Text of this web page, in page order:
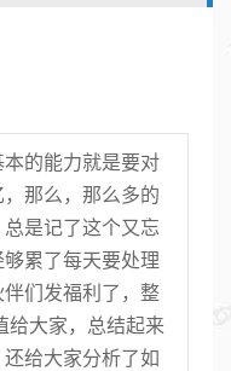
的能力就是要对
那么，那么多的
是记了这个又忘
累了每天要处理
们发福利了，整
给大家，总结起来
给大家分析了如